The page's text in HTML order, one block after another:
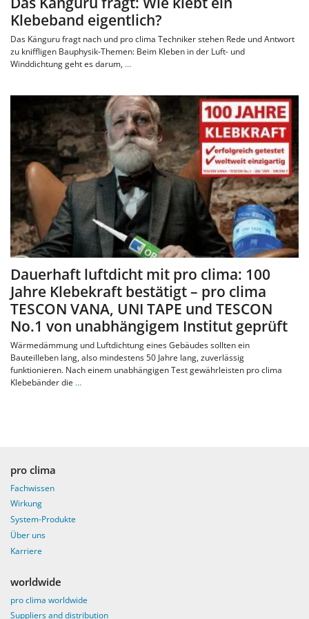
Klebeband eigentlich?
Das Känguru fragt nach und pro clima Techniker stehen Rede und Antwort
zu kniffligen Bauphysik-Themen: Beim Kleben in der Luft- und
Winddichtung geht es darum, …
Dauerhaft luftdicht mit pro clima: 100
Jahre Klebekraft bestätigt – pro clima
TESCON VANA, UNI TAPE und TESCON
No.1 von unabhängigem Institut geprüft
Wärmedämmung und Luftdichtung eines Gebäudes sollten ein
Bauteilleben lang, also mindestens 50 Jahre lang, zuverlässig
funktionieren. Nach einem unabhängigen Test gewährleisten pro clima
Klebebänder die …
pro clima
Fachwissen
Wirkung
System-Produkte
Über uns
Karriere
worldwide
pro clima worldwide
Suppliers and distribution